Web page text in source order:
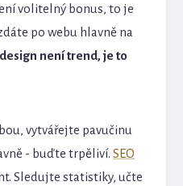
volitelný bonus, to je
po webu hlavně na
není trend, je to
vytvářejte pavučinu
- buďte trpěliví.SEO
Sledujte statistiky, učte